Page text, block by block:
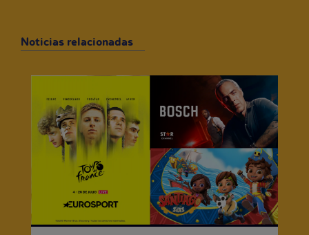
Noticias relacionadas